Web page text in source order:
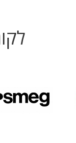
עבודה משותפת בת 10
מספר תחנות: פארק